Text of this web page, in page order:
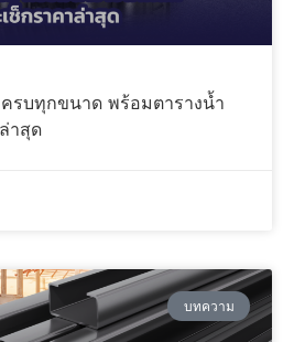
รบทุกขนาด พร้อมตารางน้ำ
าสุด
บทความ